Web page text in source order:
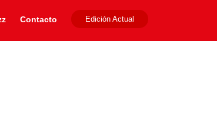
Contacto Edición Actual